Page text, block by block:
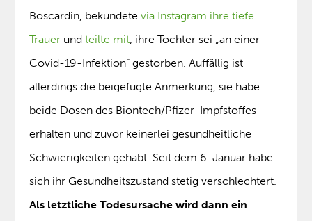
Boscardin, bekundetevia Instagram ihre tiefe
Trauer undteilte mit, ihre Tochter sei „an einer
Covid-19-Infektion“ gestorben. Auffällig ist
allerdings die beigefügte Anmerkung, sie habe
beide Dosen des Biontech/Pfizer-Impfstoffes
erhalten und zuvor keinerlei gesundheitliche
Schwierigkeiten gehabt. Seit dem 6. Januar habe
sich ihr Gesundheitszustand stetig verschlechtert.
Als letztliche Todesursache wird dann ein